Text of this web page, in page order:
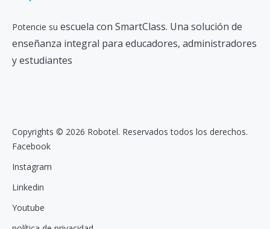
Potencie su escuela con SmartClass. Una solución de
enseñanza integral para educadores, administradores
y estudiantes
Copyrights © 2026 Robotel. Reservados todos los derechos.
Facebook
Instagram
Linkedin
Youtube